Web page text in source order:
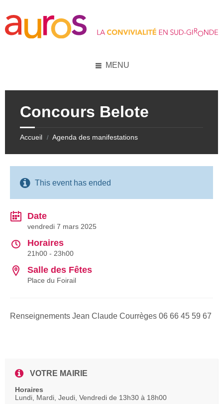
content
left
sidebar
right
sidebar
footer
MENU
Concours Belote
Accueil / Agenda des manifestations
This event has ended
Date
vendredi 7 mars 2025
Horaires
21h00 - 23h00
Salle des Fêtes
Place du Foirail
Renseignements Jean Claude Courrèges 06 66 45 59 67
VOTRE MAIRIE
Horaires
Lundi, Mardi, Jeudi, Vendredi de 13h30 à 18h00